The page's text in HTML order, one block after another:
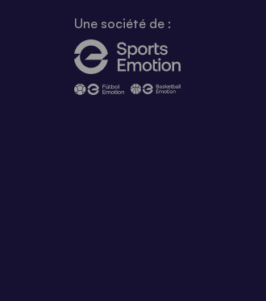
Une société de :